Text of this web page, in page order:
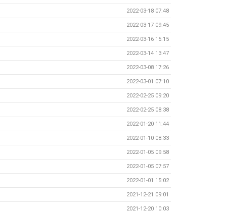
2022-03-18 07:48
2022-03-17 09:45
2022-03-16 15:15
2022-03-14 13:47
2022-03-08 17:26
2022-03-01 07:10
2022-02-25 09:20
2022-02-25 08:38
2022-01-20 11:44
2022-01-10 08:33
2022-01-05 09:58
2022-01-05 07:57
2022-01-01 15:02
2021-12-21 09:01
2021-12-20 10:03